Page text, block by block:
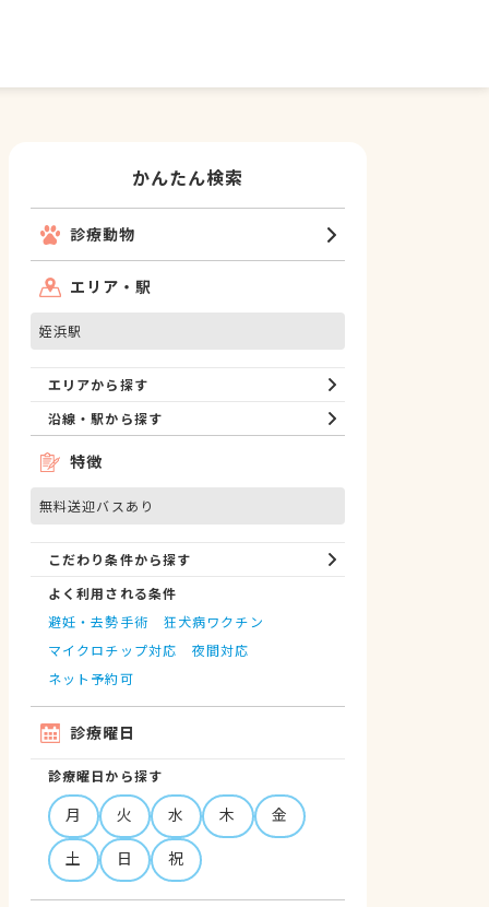
かんたん検索
診療動物
エリア・駅
姪浜駅
エリアから探す
沿線・駅から探す
特徴
無料送迎バスあり
こだわり条件から探す
よく利用される条件
避妊・去勢手術
狂犬病ワクチン
マイクロチップ対応
夜間対応
ネット予約可
診療曜日
診療曜日から探す
月 火 水 木
金
土
日 祝